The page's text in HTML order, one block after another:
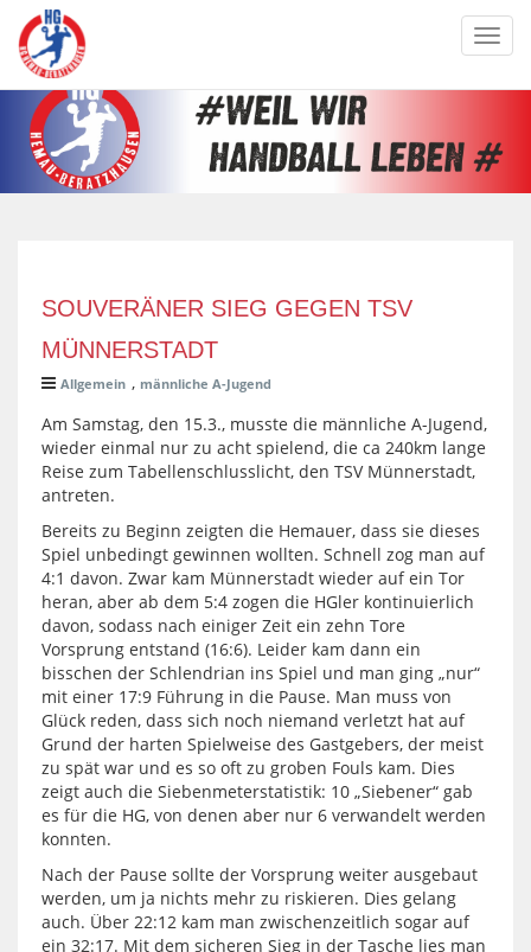
SOUVERÄNER SIEG GEGEN TSV
MÜNNERSTADT
Allgemein , männliche A-Jugend
Am Samstag, den 15.3., musste die männliche A-Jugend,
wieder einmal nur zu acht spielend, die ca 240km lange
Reise zum Tabellenschlusslicht, den TSV Münnerstadt,
antreten.
Bereits zu Beginn zeigten die Hemauer, dass sie dieses
Spiel unbedingt gewinnen wollten. Schnell zog man auf
4:1 davon. Zwar kam Münnerstadt wieder auf ein Tor
heran, aber ab dem 5:4 zogen die HGler kontinuierlich
davon, sodass nach einiger Zeit ein zehn Tore
Vorsprung entstand (16:6). Leider kam dann ein
bisschen der Schlendrian ins Spiel und man ging „nur“
mit einer 17:9 Führung in die Pause. Man muss von
Glück reden, dass sich noch niemand verletzt hat auf
Grund der harten Spielweise des Gastgebers, der meist
zu spät war und es so oft zu groben Fouls kam. Dies
zeigt auch die Siebenmeterstatistik: 10 „Siebener“ gab
es für die HG, von denen aber nur 6 verwandelt werden
konnten.
Nach der Pause sollte der Vorsprung weiter ausgebaut
werden, um ja nichts mehr zu riskieren. Dies gelang
auch. Über 22:12 kam man zwischenzeitlich sogar auf
ein 32:17. Mit dem sicheren Sieg in der Tasche lies man